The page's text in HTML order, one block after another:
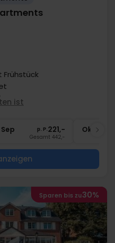
Zimmer
ist
Sep p. P.221,-
Gesamt 442,-
Okt
Sparen bis zu30%